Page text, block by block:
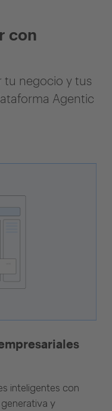
con
tu negocio y tus
Agentic
inteligentes con
y